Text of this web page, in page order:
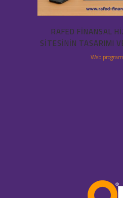
RAFED FINANSAL
SITESININ TASARIMI
Web